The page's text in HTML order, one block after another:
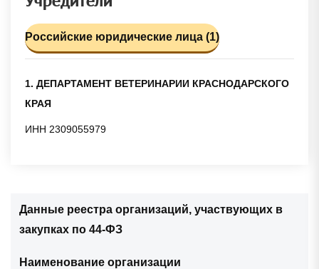
Российские юридические лица (1)
1. ДЕПАРТАМЕНТ ВЕТЕРИНАРИИ КРАСНОДАРСКОГО
КРАЯ
ИНН 2309055979
Данные реестра организаций, участвующих в
закупках по 44-ФЗ
Наименование организации